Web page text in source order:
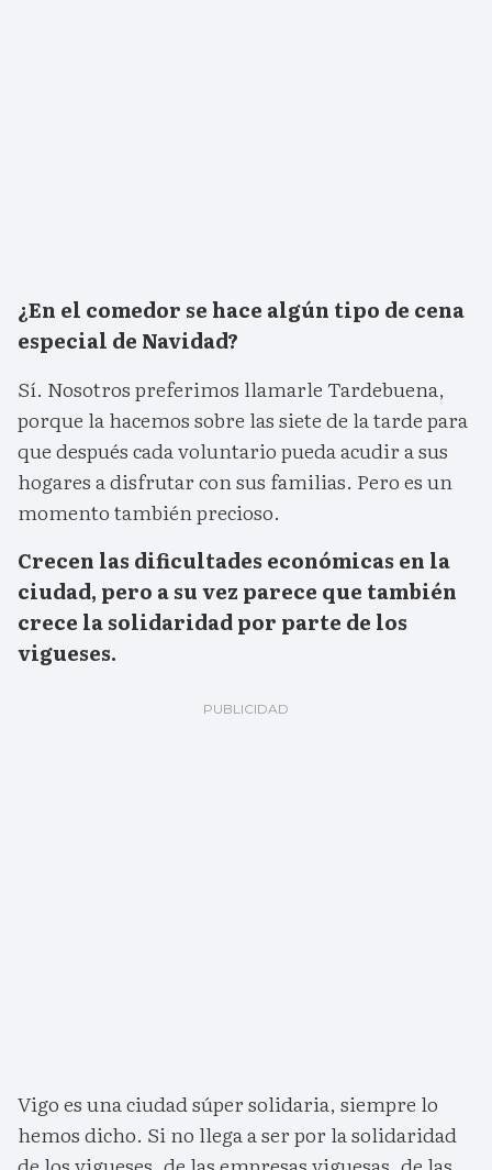
¿En el comedor se hace algún tipo de cena
especial de Navidad?
Sí. Nosotros preferimos llamarle Tardebuena,
porque la hacemos sobre las siete de la tarde para
que después cada voluntario pueda acudir a sus
hogares a disfrutar con sus familias. Pero es un
momento también precioso.
Crecen las dificultades económicas en la
ciudad, pero a su vez parece que también
crece la solidaridad por parte de los
vigueses.
Vigo es una ciudad súper solidaria, siempre lo
hemos dicho. Si no llega a ser por la solidaridad